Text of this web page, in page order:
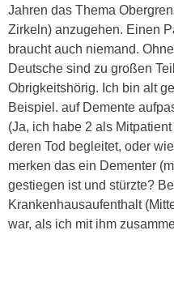
Jahren das Thema
Zirkeln) anzugehen. Einen
braucht auch niemand.
Deutsche sind zu großen
Obrigkeitshörig. Ich bin alt
Beispiel. auf Demente
(Ja, ich habe 2 als
deren Tod begleitet, oder
merken das ein Dementer
gestiegen ist und stürzte?
Krankenhausaufenthalt
war, als ich mit ihm